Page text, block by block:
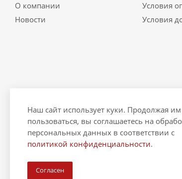
О компании
Новости
Условия
Условия
2026 © "Рыбак и Рыбачок" - интернет-
Наш сайт использует куки. Продолжая им
пользоваться, вы соглашаетесь на
персональных данных в соответствии с
политикой конфиденциальности.
Согласен